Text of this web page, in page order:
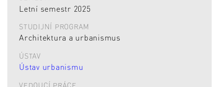
Letní semestr 2025
STUDIJNÍ PROGRAM
Architektura a urbanismus
ÚSTAV
Ústav urbanismu
VEDOUCÍ PRÁCE